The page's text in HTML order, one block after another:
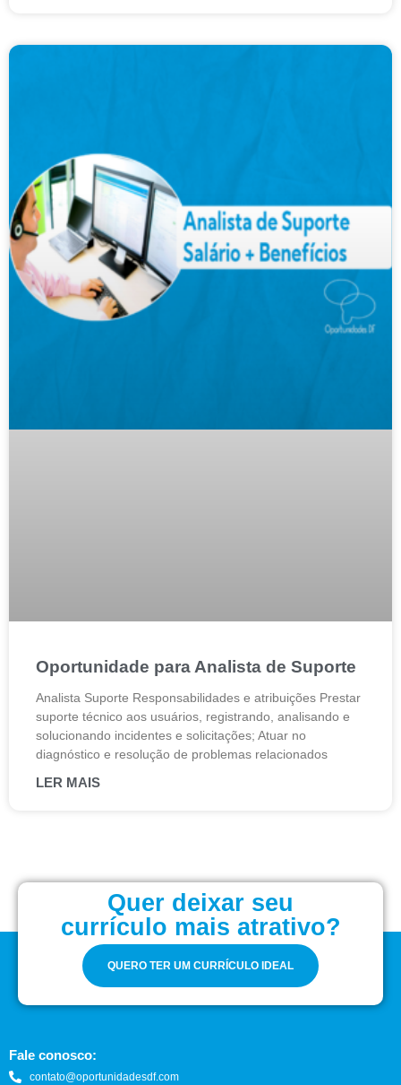
Oportunidade para Analista de Suporte
Analista Suporte Responsabilidades e atribuições Prestar
suporte técnico aos usuários, registrando, analisando e
solucionando incidentes e solicitações; Atuar no
diagnóstico e resolução de problemas relacionados
LER MAIS
Quer deixar seu
currículo mais atrativo?
QUERO TER UM CURRÍCULO IDEAL
Fale conosco:
contato@oportunidadesdf.com